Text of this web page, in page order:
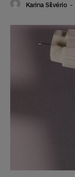
Karina Silvério -